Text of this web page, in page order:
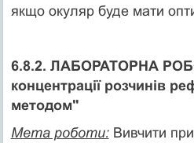
якщо окуляр буде мати
6.8.2. ЛАБОРАТОРНА
концентрації розчинів
методом"
Мета роботи:Вивчити